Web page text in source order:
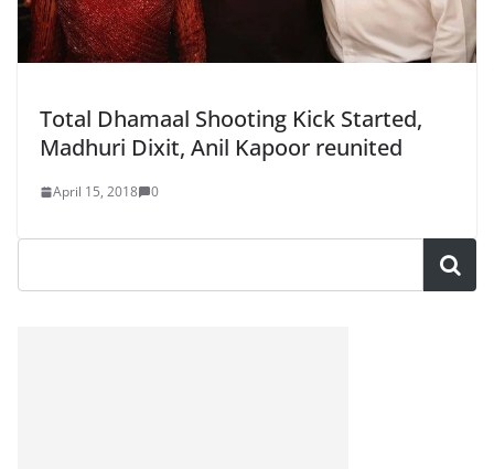
Total Dhamaal Shooting Kick Started,
Madhuri Dixit, Anil Kapoor reunited
April 15, 2018 0